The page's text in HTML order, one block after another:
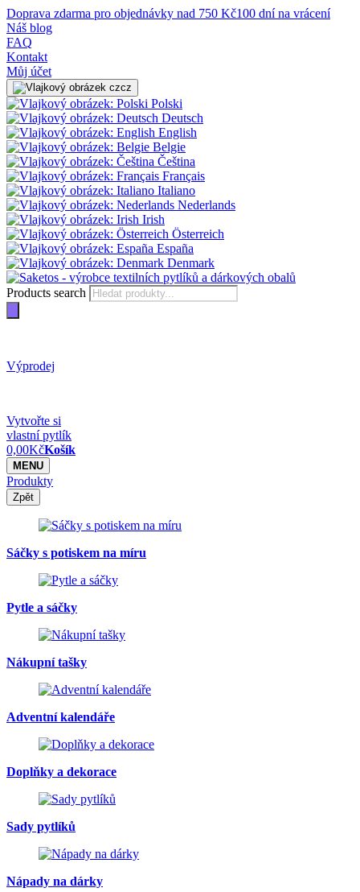
Doprava zdarma pro objednávky nad 750 Kč100 dní na vrácení
Náš blog
FAQ
Kontakt
Můj účet
cz
Polski
Deutsch
English
Belgie
Čeština
Français
Italiano
Nederlands
Irish
Österreich
España
Denmark
Products search
Výprodej
Vytvořte si
vlastní pytlík
0,00KčKošík
MENU
Produkty
Zpět
Sáčky s potiskem na míru
Pytle a sáčky
Nákupní tašky
Adventní kalendáře
Doplňky a dekorace
Sady pytlíků
Nápady na dárky